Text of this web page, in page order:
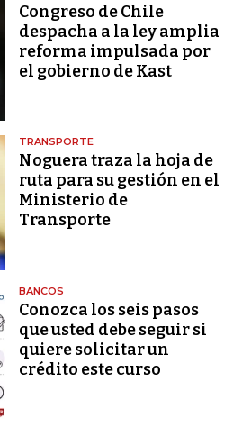
Congreso de Chile
despacha a la ley amplia
reforma impulsada por
el gobierno de Kast
TRANSPORTE
Noguera traza la hoja de
ruta para su gestión en el
Ministerio de
Transporte
BANCOS
Conozca los seis pasos
que usted debe seguir si
quiere solicitar un
crédito este curso